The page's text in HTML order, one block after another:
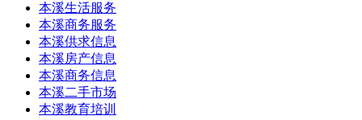
本溪生活服务
本溪商务服务
本溪供求信息
本溪房产信息
本溪商务信息
本溪二手市场
本溪教育培训